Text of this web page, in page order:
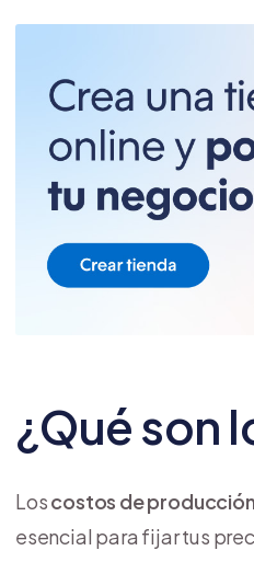
¿Qué son
Loscostos de producción
esencial para fijar tus